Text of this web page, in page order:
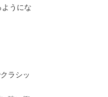
うにな
ラシッ